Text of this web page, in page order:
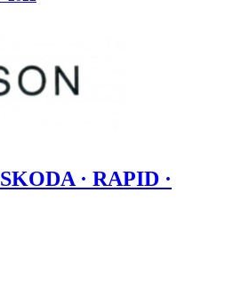
SKODA · RAPID ·